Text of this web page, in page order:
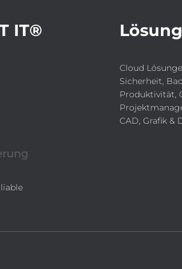
IT®
Cloud
Sicherheit,
Produktivität,
CAD, Grafik &